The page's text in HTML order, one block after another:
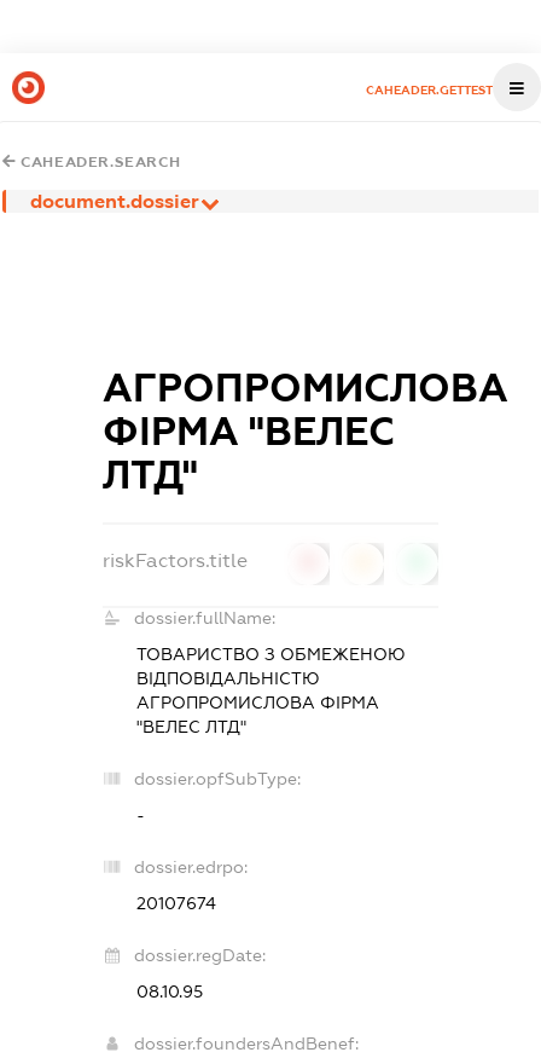
CAHEADER.GETTEST
CAHEADER.SEARCH
document.dossier
АГРОПРОМИСЛОВА
ФІРМА "ВЕЛЕС
ЛТД"
riskFactors.title
dossier.fullName:
ТОВАРИСТВО З ОБМЕЖЕНОЮ
ВІДПОВІДАЛЬНІСТЮ
АГРОПРОМИСЛОВА ФІРМА
"ВЕЛЕС ЛТД"
dossier.opfSubType:
-
dossier.edrpo:
20107674
dossier.regDate:
08.10.95
dossier.foundersAndBenef: